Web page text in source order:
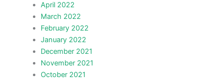
April 2022
March 2022
February 2022
January 2022
December 2021
November 2021
October 2021